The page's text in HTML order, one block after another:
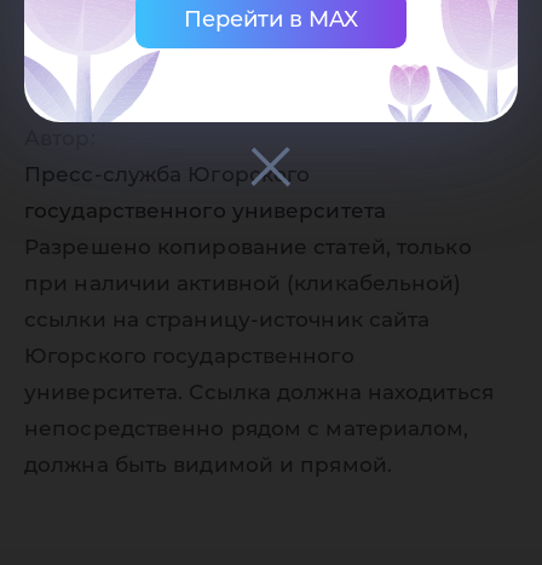
Перейти в MAX
Дата публикации:
Пресс-служба Югорского
государственного университета
Разрешено копирование статей, только
при наличии активной (кликабельной)
ссылки на страницу-источник сайта
Югорского государственного
университета. Ссылка должна находиться
непосредственно рядом с материалом,
должна быть видимой и прямой.